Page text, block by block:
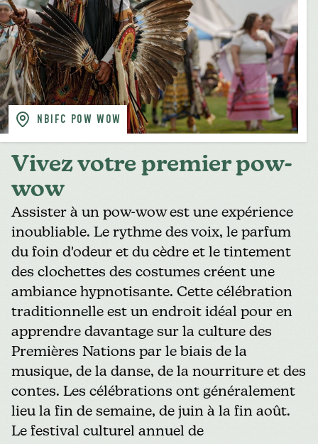
NBIFC POW WOW
Vivez votre premier pow-
wow
Assister à un pow-wow est une expérience
inoubliable. Le rythme des voix, le parfum
du foin d'odeur et du cèdre et le tintement
des clochettes des costumes créent une
ambiance hypnotisante. Cette célébration
traditionnelle est un endroit idéal pour en
apprendre davantage sur la culture des
Premières Nations par le biais de la
musique, de la danse, de la nourriture et des
contes. Les célébrations ont généralement
lieu la fin de semaine, de juin à la fin août.
Le festival culturel annuel de